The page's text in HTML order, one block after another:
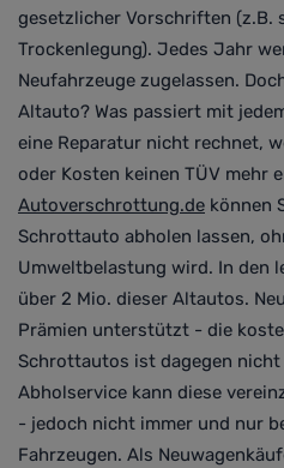
gesetzlicher Vorschriften (z.B.
Trockenlegung). Jedes Jahr
Neufahrzeuge zugelassen.
Altauto? Was passiert mit
eine Reparatur nicht rechnet,
oder Kosten keinen TÜV mehr
Autoverschrottung.de können
Schrottauto abholen lassen,
Umweltbelastung wird. In den
über 2 Mio. dieser Altautos.
Prämien unterstützt - die
Schrottautos ist dagegen
Abholservice kann diese
- jedoch nicht immer und nur
Fahrzeugen. Als